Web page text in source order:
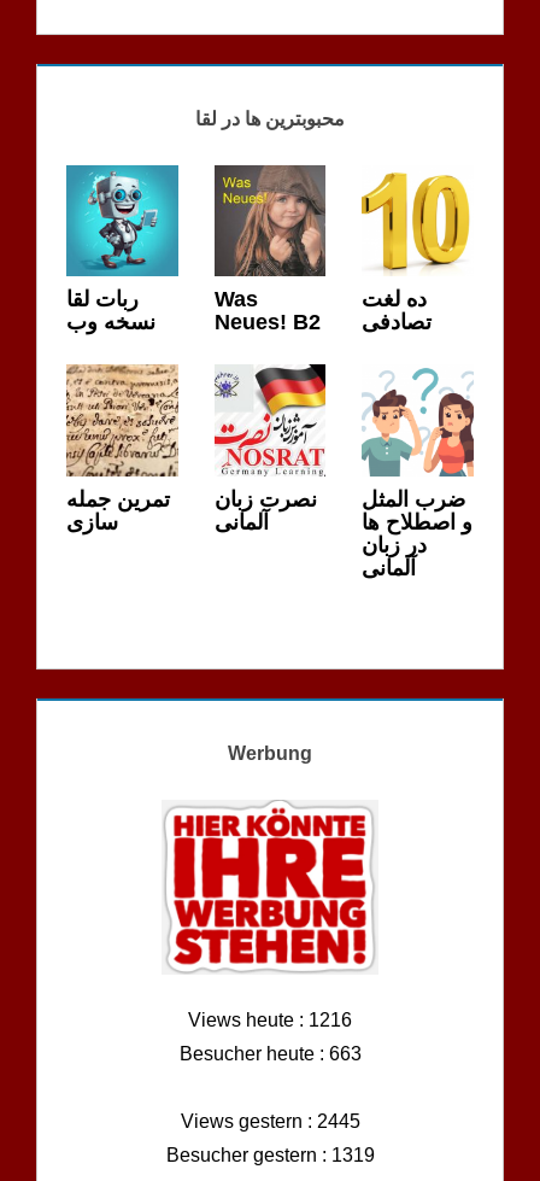
VERSPÄTUNG
MÖGLICHKEITEN
محبوبترین ها در لقا
ربات لقا
نسخه وب
Was
Neues! B2
ده لغت
تصادفی
تمرین جمله
سازی
نصرت زبان
آلمانی
ضرب المثل
و اصطلاح ها
در زبان
آلمانی
Werbung
Views heute : 1216
Besucher heute : 663
Views gestern : 2445
Besucher gestern : 1319